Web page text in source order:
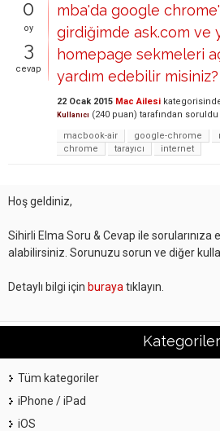
0
oy
3
cevap
mba'da google
girdiğimde ask.com ve
homepage sekmeleri
yardım edebilir misiniz?
22 Ocak 2015 Mac Ailesi
Kullanıcı (240 puan) tarafından soruldu
macbook-air
google-chrome
chrome
tarayıcı internet
Hoş geldiniz,
Sihirli Elma Soru & Cevap ile sorularınıza
alabilirsiniz. Sorunuzu sorun ve diğer
Detaylı bilgi için buraya tıklayın.
Kategoriler
Tüm kategoriler
iPhone / iPad
iOS